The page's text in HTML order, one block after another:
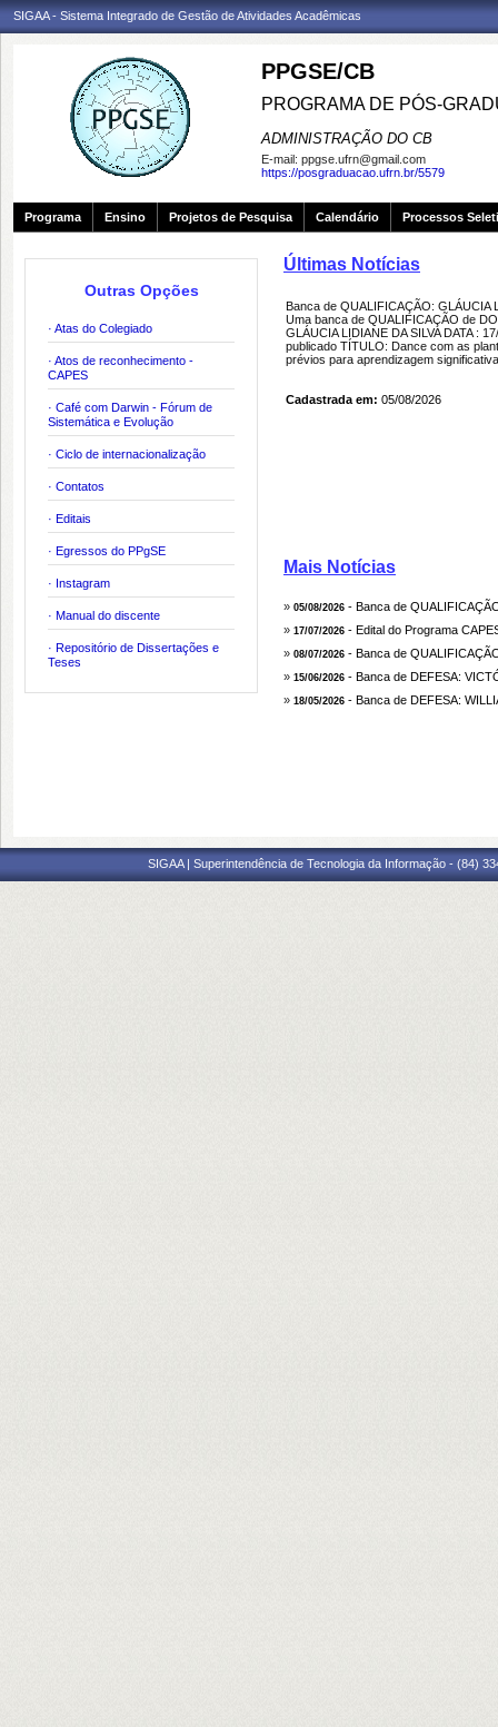
SIGAA - Sistema Integrado de Gestão de Atividades Acadêmicas
PPGSE/CB
PROGRAMA DE PÓS-
ADMINISTRAÇÃO DO CB
E-mail: ppgse.ufrn@gmail.com
https://posgraduacao.ufrn.br/5579
Programa Ensino Projetos de Pesquisa Calendário Processos
Outras Opções
· Atas do Colegiado
· Atos de reconhecimento -
CAPES
· Café com Darwin - Fórum de
Sistemática e Evolução
· Ciclo de internacionalização
· Contatos
· Editais
· Egressos do PPgSE
· Instagram
· Manual do discente
· Repositório de Dissertações e
Teses
Últimas Notícias
Banca de QUALIFICAÇÃO: GLÁUCIA
Uma banca de QUALIFICAÇÃO de
GLÁUCIA LIDIANE DA SILVA DATA :
publicado TÍTULO: Dance com as
prévios para aprendizagem
Cadastrada em: 05/08/2026
Mais Notícias
» 05/08/2026 - Banca de
» 17/07/2026 - Edital do Programa
» 08/07/2026 - Banca de
» 15/06/2026 - Banca de DEFESA:
» 18/05/2026 - Banca de DEFESA:
SIGAA | Superintendência de Tecnologia da Informação - (84)